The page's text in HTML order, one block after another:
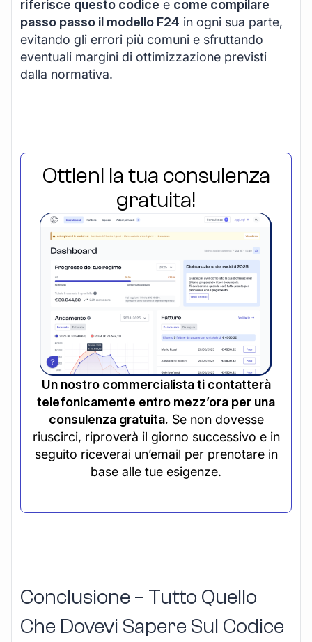
riferisce questo codice e come compilare
passo passo il modello F24 in ogni sua parte,
evitando gli errori più comuni e sfruttando
eventuali margini di ottimizzazione previsti
dalla normativa.
Ottieni la tua consulenza
gratuita!
Un nostro commercialista ti contatterà
telefonicamente entro mezz’ora per una
consulenza gratuita. Se non dovesse
riuscirci, riproverà il giorno successivo e in
seguito riceverai un’email per prenotare in
base alle tue esigenze.
Conclusione – Tutto Quello
Che Dovevi Sapere Sul Codice